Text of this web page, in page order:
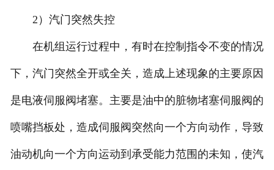
2）汽门突然失控
在机组运行过程中，有时在控制指令不变的情况
下，汽门突然全开或全关，造成上述现象的主要原因
是电液伺服阀堵塞。主要是油中的脏物堵塞伺服阀的
喷嘴挡板处，造成伺服阀突然向一个方向动作，导致
油动机向一个方向运动到承受能力范围的未知，使汽